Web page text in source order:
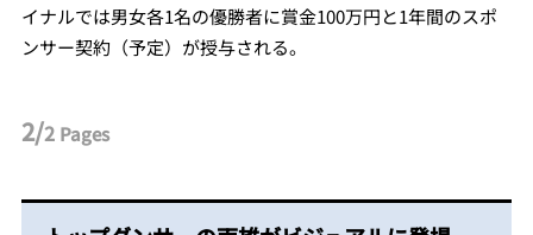
イナルでは男女各1名の優勝者に賞金100万円と1年間のスポ
ンサー契約（予定）が授与される。
2/2 Pages